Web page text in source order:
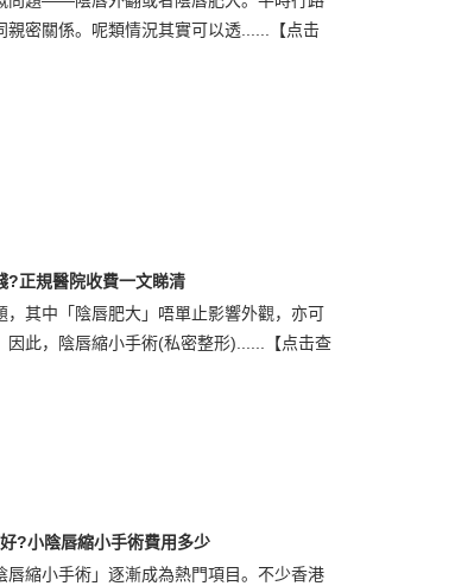
密關係。呢類情況其實可以透......
【点击
?正規醫院收費一文睇清
其中「陰唇肥大」唔單止影響外觀，亦可
因此，陰唇縮小手術(私密整形)...... 【点击查
?小陰唇縮小手術費用多少
縮小手術」逐漸成為熱門項目。不少香港